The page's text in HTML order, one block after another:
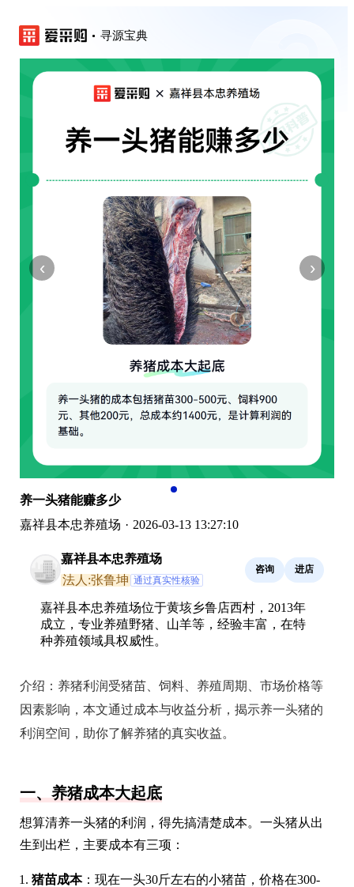
寻源宝典
‹ ›
养一头猪能赚多少
嘉祥县本忠养殖场 · 2026-03-13 13:27:10
嘉祥县本忠养殖场
法人:张鲁坤 通过真实性核验
咨询 进店
嘉祥县本忠养殖场位于黄垓乡鲁店西村，2013年
成立，专业养殖野猪、山羊等，经验丰富，在特
种养殖领域具权威性。
介绍： 养猪利润受猪苗、饲料、养殖周期、市场价格等
因素影响，本文通过成本与收益分析，揭示养一头猪的
利润空间，助你了解养猪的真实收益。
一、养猪成本大起底
想算清养一头猪的利润，得先搞清楚成本。一头猪从出
生到出栏，主要成本有三项：
猪苗成本：现在一头30斤左右的小猪苗，价格在300-